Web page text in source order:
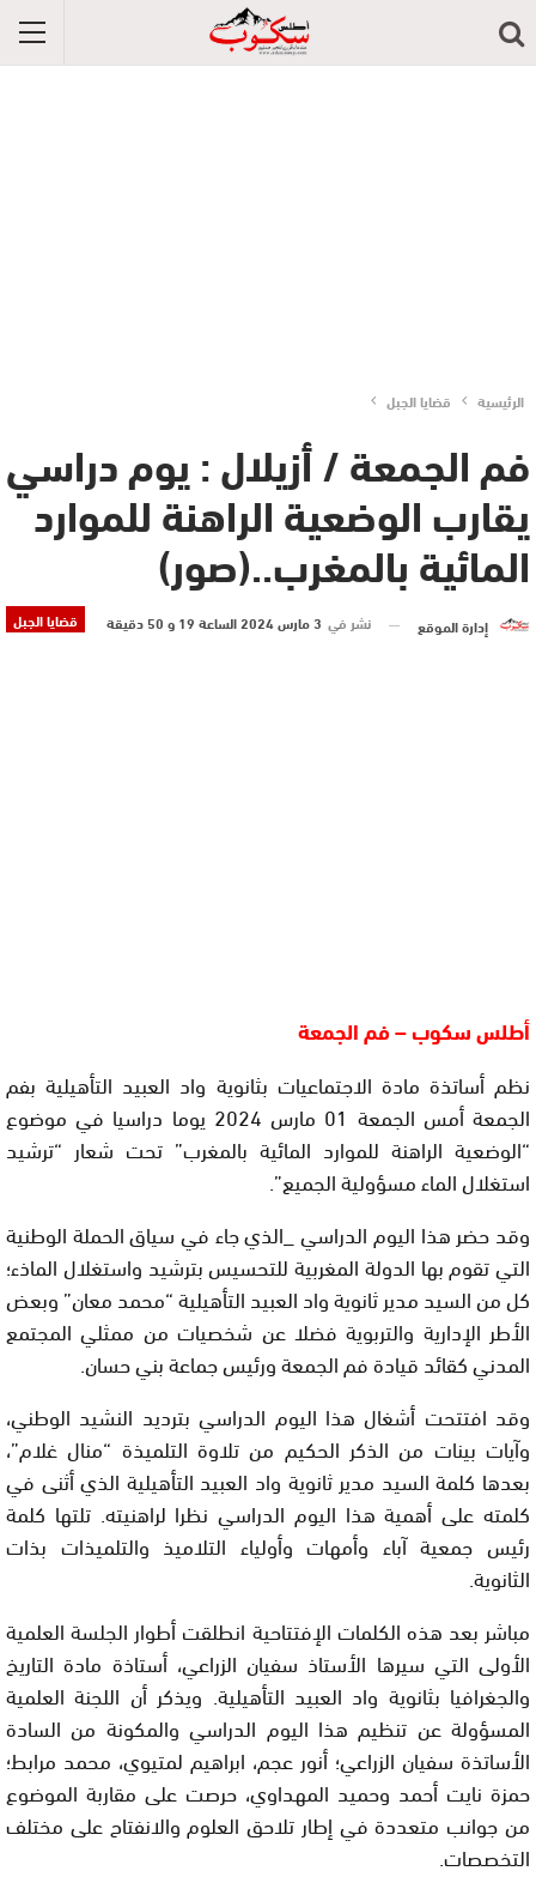
الرئيسية قضايا الجبل
فم الجمعة / أزيلال : يوم دراسي
يقارب الوضعية الراهنة للموارد
المائية بالمغرب..(صور)
قضايا الجبل إدارة الموقع نشر في 3 مارس 2024 الساعة 19 و 50 دقيقة
أطلس سكوب – فم الجمعة
نظم أساتذة مادة الاجتماعيات بثانوية واد العبيد التأهيلية بفم
الجمعة أمس الجمعة 01 مارس 2024 يوما دراسيا في موضوع
“الوضعية الراهنة للموارد المائية بالمغرب” تحت شعار “ترشيد
استغلال الماء مسؤولية الجميع”.
وقد حضر هذا اليوم الدراسي _الذي جاء في سياق الحملة الوطنية
التي تقوم بها الدولة المغربية للتحسيس بترشيد واستغلال الماذء؛
كل من السيد مدير ثانوية واد العبيد التأهيلية “محمد معان” وبعض
الأطر الإدارية والتربوية فضلا عن شخصيات من ممثلي المجتمع
المدني كقائد قيادة فم الجمعة ورئيس جماعة بني حسان.
وقد افتتحت أشغال هذا اليوم الدراسي بترديد النشيد الوطني،
وآيات بينات من الذكر الحكيم من تلاوة التلميذة “منال غلام”،
بعدها كلمة السيد مدير ثانوية واد العبيد التأهيلية الذي أثنى في
كلمته على أهمية هذا اليوم الدراسي نظرا لراهنيته. تلتها كلمة
رئيس جمعية آباء وأمهات وأولياء التلاميذ والتلميذات بذات
الثانوية.
مباشر بعد هذه الكلمات الإفتتاحية انطلقت أطوار الجلسة العلمية
الأولى التي سيرها الأستاذ سفيان الزراعي، أستاذة مادة التاريخ
والجغرافيا بثانوية واد العبيد التأهيلية. ويذكر أن اللجنة العلمية
المسؤولة عن تنظيم هذا اليوم الدراسي والمكونة من السادة
الأساتذة سفيان الزراعي؛ أنور عجم، ابراهيم لمتيوي، محمد مرابط؛
حمزة نايت أحمد وحميد المهداوي، حرصت على مقاربة الموضوع
من جوانب متعددة في إطار تلاحق العلوم والانفتاح على مختلف
التخصصات.